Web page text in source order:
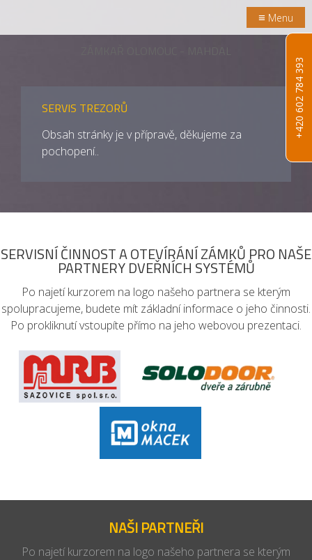
≡ Menu
SERVIS TREZORŮ
Obsah stránky je v přípravě, děkujeme za
pochopení..
+420 602 784 393
SERVISNÍ ČINNOST A OTEVÍRÁNÍ ZÁMKŮ PRO NAŠE
PARTNERY DVEŘNÍCH SYSTÉMŮ
Po najetí kurzorem na logo našeho partnera se kterým
spolupracujeme, budete mít základní informace o jeho činnosti.
Po prokliknutí vstoupíte přímo na jeho webovou prezentaci.
NAŠI PARTNEŘI
Po najetí kurzorem na logo našeho partnera se kterým